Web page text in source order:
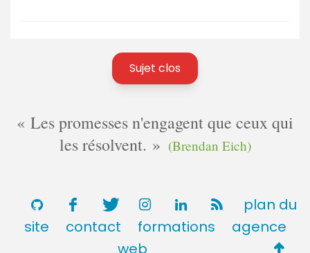
Sujet clos
Les promesses n'engagent que ceux qui
les résolvent.
(Brendan Eich)
plan du
site
contact formations
agence
web